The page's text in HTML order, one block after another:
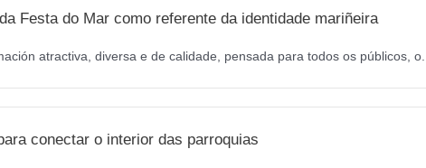
Festa do Mar como referente da identidade mariñeira
atractiva, diversa e de calidade, pensada para todos os públicos, o...
conectar o interior das parroquias